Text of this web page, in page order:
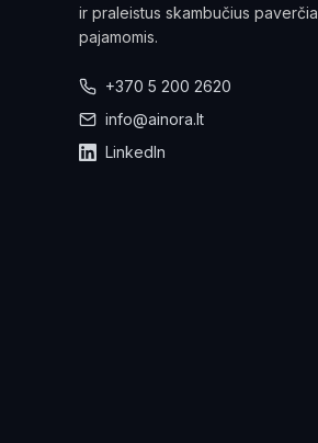
ir praleistus skambučius paverčia
pajamomis.
+370 5 200 2620
info@ainora.lt
LinkedIn